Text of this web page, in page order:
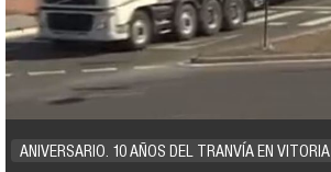
ANIVERSARIO. 10 AÑOS DEL TRANVÍA EN VITORIA